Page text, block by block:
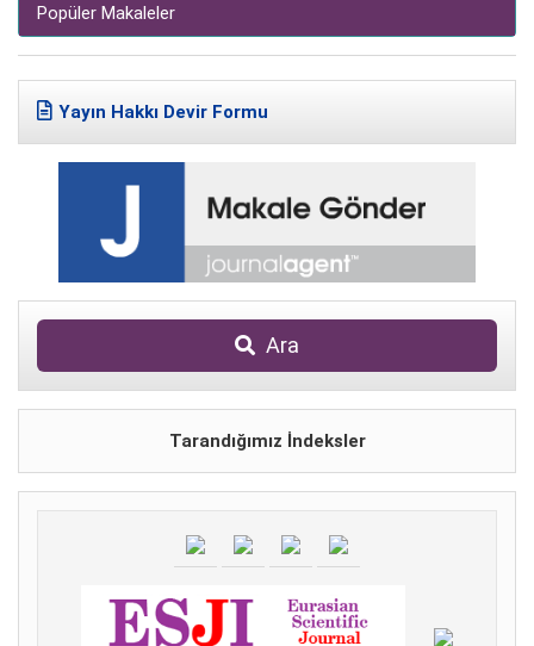
Popüler Makaleler
Yayın Hakkı Devir Formu
Ara
Tarandığımız İndeksler